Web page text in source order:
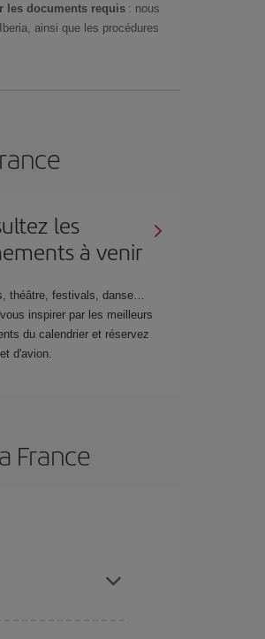
les documents requis : nous
ainsi que les procédures
les
à venir
théâtre, festivals, danse…
vous inspirer par les meilleurs
du calendrier et réservez
d'avion.
France